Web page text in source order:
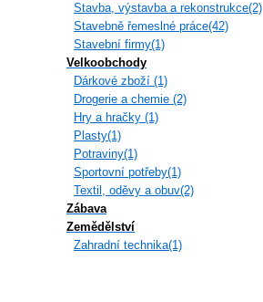
Stavba, výstavba a rekonstrukce(2)
Stavebně řemeslné práce(42)
Stavební firmy(1)
Velkoobchody
Dárkové zboží (1)
Drogerie a chemie (2)
Hry a hračky (1)
Plasty(1)
Potraviny(1)
Sportovní potřeby(1)
Textil, oděvy a obuv(2)
Zábava
Zemědělství
Zahradní technika(1)